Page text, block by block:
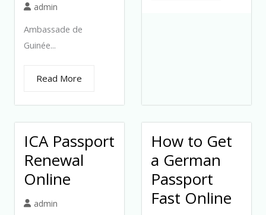
admin
Ambassade de
Guinée...
Read More
ICA Passport
Renewal
Online
admin
How to Get
a German
Passport
Fast Online